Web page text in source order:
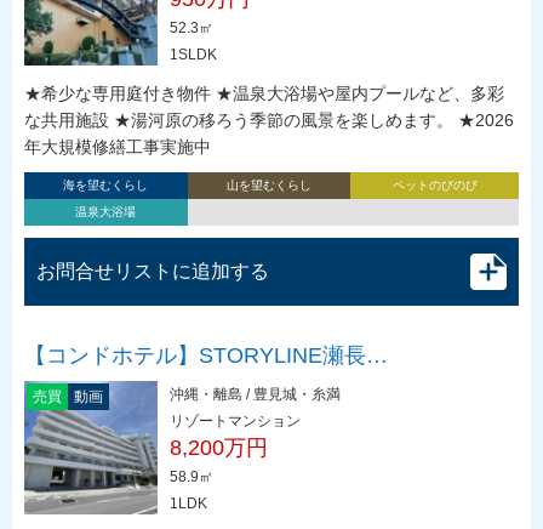
52.3㎡
1SLDK
★希少な専用庭付き物件 ★温泉大浴場や屋内プールなど、多彩
な共用施設 ★湯河原の移ろう季節の風景を楽しめます。 ★2026
年大規模修繕工事実施中
海を望むくらし 山を望むくらし
ペットのびのび
温泉大浴場
お問合せリストに追加する
【コンドホテル】STORYLINE瀬長…
売買 動画
沖縄・離島 / 豊見城・糸満
リゾートマンション
8,200万円
58.9㎡
1LDK